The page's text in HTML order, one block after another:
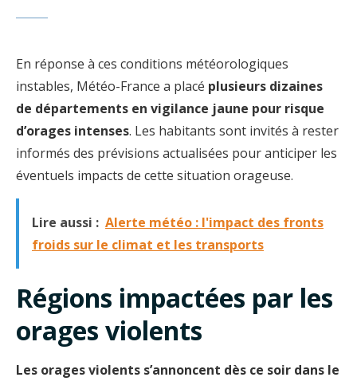
En réponse à ces conditions météorologiques
instables, Météo-France a placé plusieurs dizaines
de départements en vigilance jaune pour risque
d’orages intenses. Les habitants sont invités à rester
informés des prévisions actualisées pour anticiper les
éventuels impacts de cette situation orageuse.
Lire aussi : Alerte météo : l'impact des fronts
froids sur le climat et les transports
Régions impactées par les
orages violents
Les orages violents s’annoncent dès ce soir dans le